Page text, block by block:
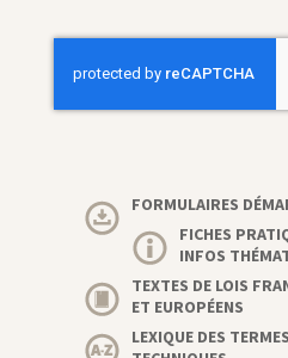
FORMULAIRES
FICHES
INFOS
TEXTES DE LOIS
ET EUROPÉENS
LEXIQUE DES TERMES